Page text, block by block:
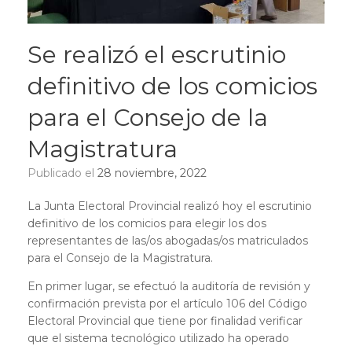
Se realizó el escrutinio
definitivo de los comicios
para el Consejo de la
Magistratura
Publicado el 28 noviembre, 2022
La Junta Electoral Provincial realizó hoy el escrutinio
definitivo de los comicios para elegir los dos
representantes de las/os abogadas/os matriculados
para el Consejo de la Magistratura.
En primer lugar, se efectuó la auditoría de revisión y
confirmación prevista por el artículo 106 del Código
Electoral Provincial que tiene por finalidad verificar
que el sistema tecnológico utilizado ha operado